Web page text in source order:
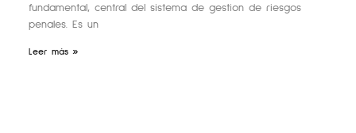
fundamental, central del sistema de gestion de riesgos
penales. Es un
Leer más »